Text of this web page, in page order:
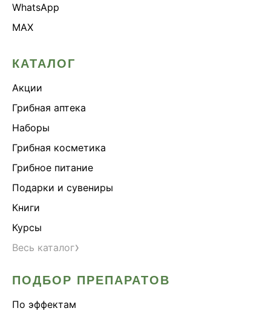
WhatsApp
MAX
КАТАЛОГ
Акции
Грибная аптека
Наборы
Грибная косметика
Грибное питание
Подарки и сувениры
Книги
Курсы
Весь каталог›
ПОДБОР ПРЕПАРАТОВ
По эффектам